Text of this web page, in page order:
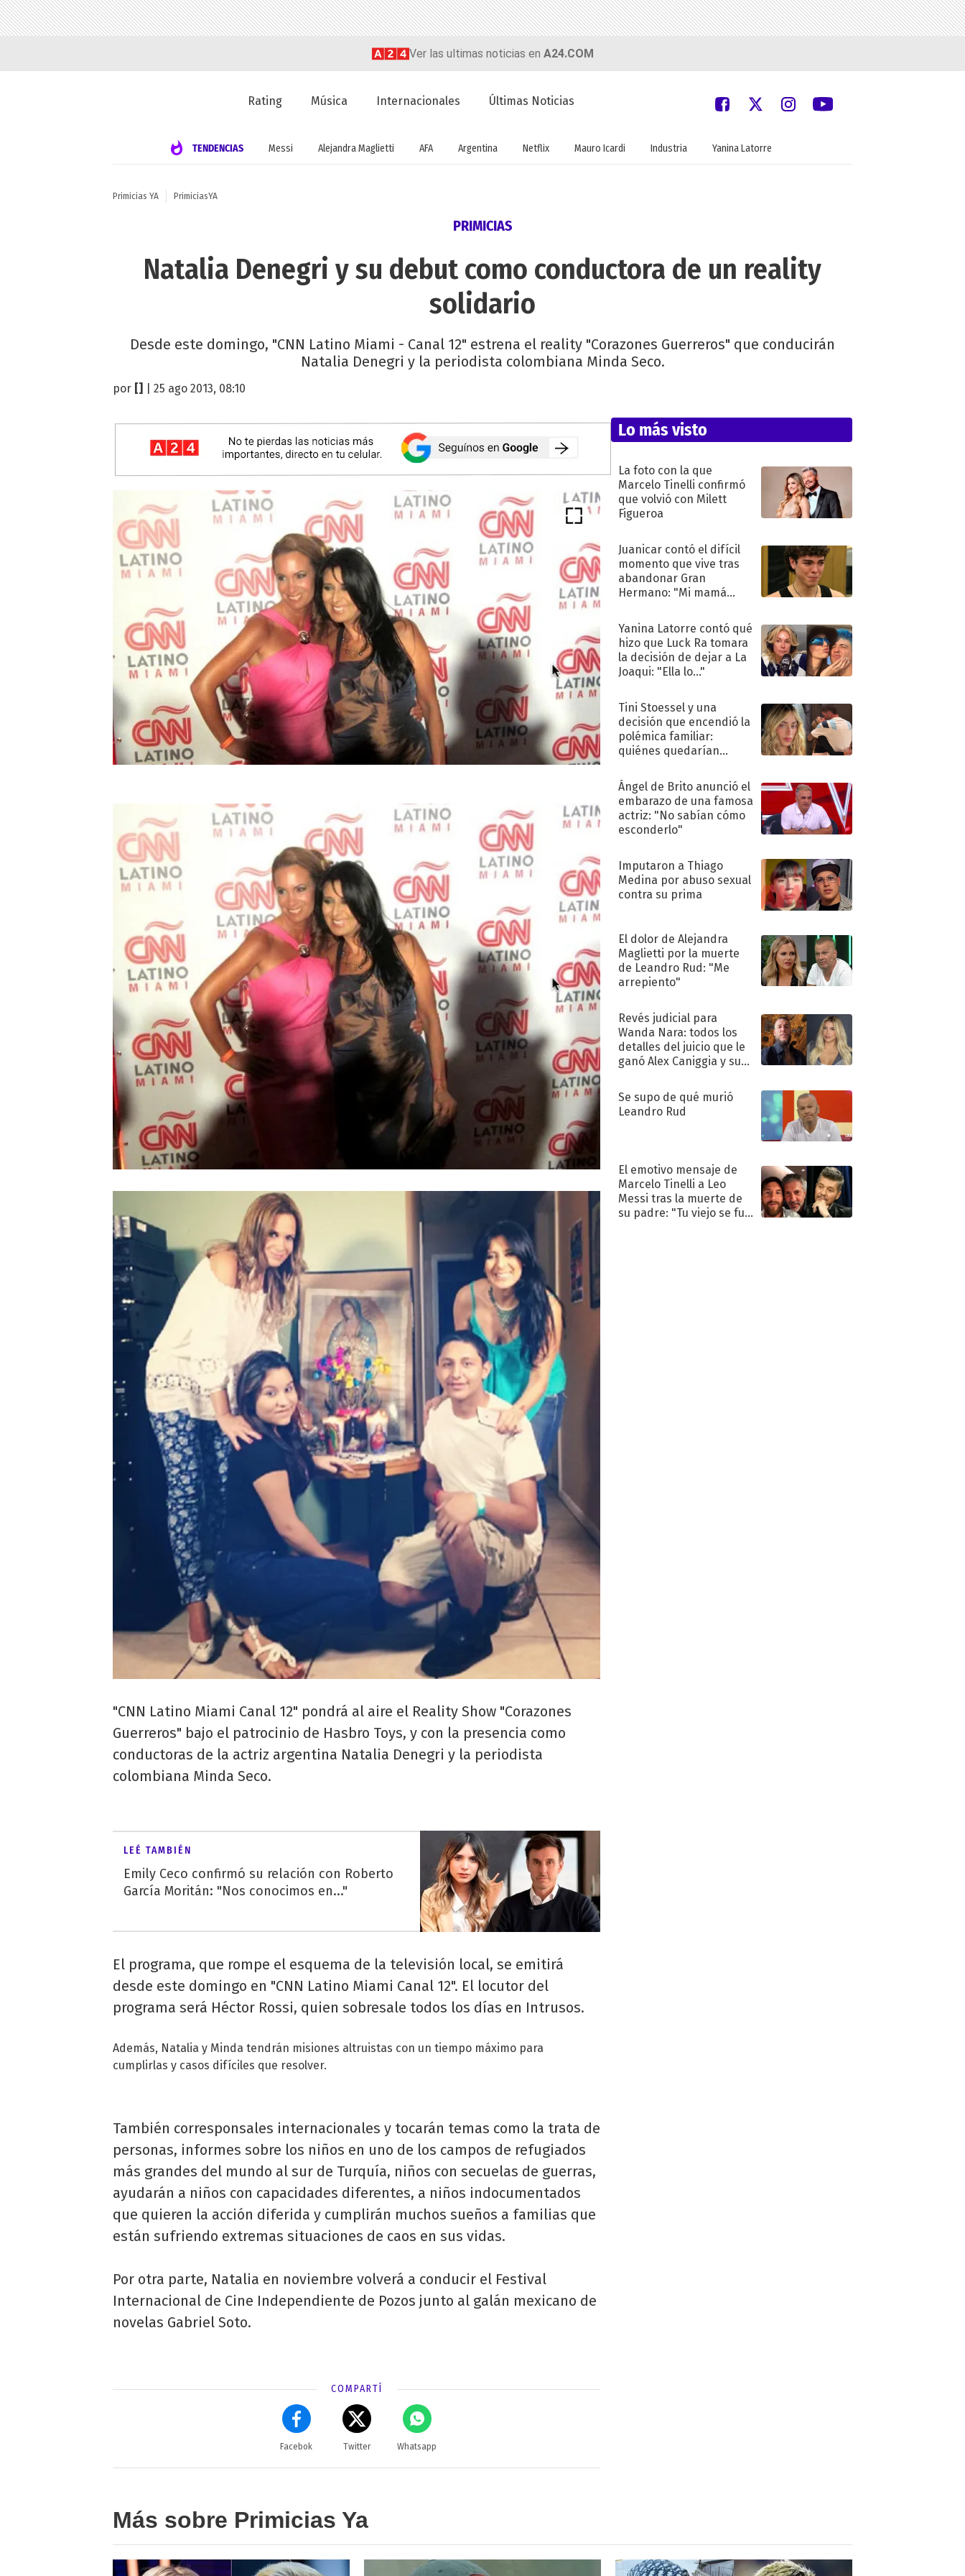
Ver las ultimas noticias en A24.COM
Rating Música Internacionales Últimas Noticias
TENDENCIAS Messi Alejandra Maglietti AFA Argentina Netflix Mauro Icardi Industria Yanina Latorre
Primicias YA PrimiciasYA
PRIMICIAS
Natalia Denegri y su debut como conductora de un reality
solidario
Desde este domingo, "CNN Latino Miami - Canal 12" estrena el reality "Corazones Guerreros" que conducirán
Natalia Denegri y la periodista colombiana Minda Seco.
por | 25 ago 2013, 08:10
"CNN Latino Miami Canal 12" pondrá al aire el Reality Show "Corazones
Guerreros" bajo el patrocinio de Hasbro Toys, y con la presencia como
conductoras de la actriz argentina Natalia Denegri y la periodista
colombiana Minda Seco.
LEÉ TAMBIÉN
Emily Ceco confirmó su relación con Roberto
García Moritán: "Nos conocimos en..."
El programa, que rompe el esquema de la televisión local, se emitirá
desde este domingo en "CNN Latino Miami Canal 12". El locutor del
programa será Héctor Rossi, quien sobresale todos los días en Intrusos.
Además, Natalia y Minda tendrán misiones altruistas con un tiempo máximo para
cumplirlas y casos difíciles que resolver.
También corresponsales internacionales y tocarán temas como la trata de
personas, informes sobre los niños en uno de los campos de refugiados
más grandes del mundo al sur de Turquía, niños con secuelas de guerras,
ayudarán a niños con capacidades diferentes, a niños indocumentados
que quieren la acción diferida y cumplirán muchos sueños a familias que
están sufriendo extremas situaciones de caos en sus vidas.
Por otra parte, Natalia en noviembre volverá a conducir el Festival
Internacional de Cine Independiente de Pozos junto al galán mexicano de
novelas Gabriel Soto.
COMPARTÍ
Facebok Twitter Whatsapp
Lo más visto
La foto con la que
Marcelo Tinelli confirmó
que volvió con Milett
Figueroa
Juanicar contó el difícil
momento que vive tras
abandonar Gran
Hermano: "Mi mamá
Yanina Latorre contó qué
hizo que Luck Ra tomara
la decisión de dejar a La
Joaqui: "Ella lo..."
Tini Stoessel y una
decisión que encendió la
polémica familiar:
quiénes quedarían
Ángel de Brito anunció el
embarazo de una famosa
actriz: "No sabían cómo
esconderlo"
Imputaron a Thiago
Medina por abuso sexual
contra su prima
El dolor de Alejandra
Maglietti por la muerte
de Leandro Rud: "Me
arrepiento"
Revés judicial para
Wanda Nara: todos los
detalles del juicio que le
ganó Alex Caniggia y sus
Se supo de qué murió
Leandro Rud
El emotivo mensaje de
Marcelo Tinelli a Leo
Messi tras la muerte de
su padre: "Tu viejo se fue
Más sobre Primicias Ya